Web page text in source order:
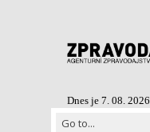
Dnes je 7. 08. 2026